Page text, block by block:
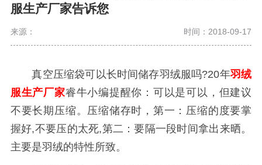
服生产厂家告诉您
来源： 时间：2018-09-17
真空压缩袋可以长时间储存羽绒服吗?20年羽绒
服生产厂家睿牛小编提醒你：可以是可以，但建议
不要长期压缩。压缩储存时，第一：压缩的度要掌
握好,不要压的太死,第二：要隔一段时间拿出来晒。
主要是羽绒的特性所致。